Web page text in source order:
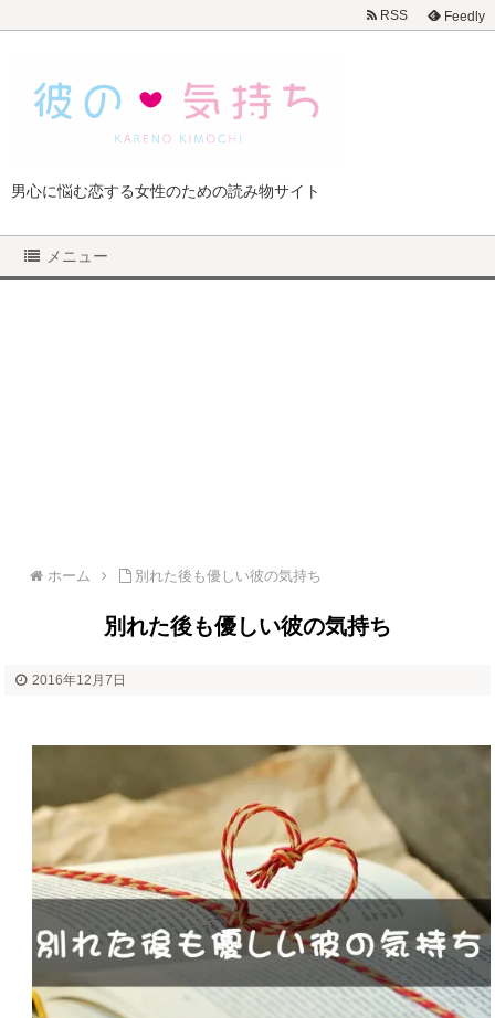
男心に悩む恋する女性のための読み物サイト
メニュー
RSS Feedly
ホーム 別れた後も優しい彼の気持ち
別れた後も優しい彼の気持ち
2016年12月7日